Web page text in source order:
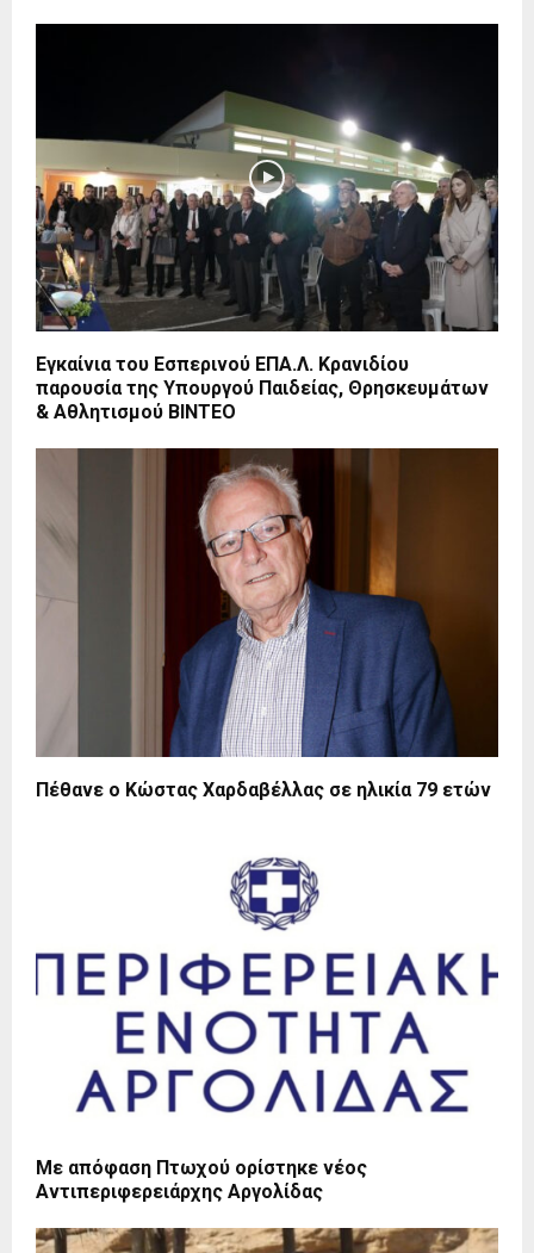
Εγκαίνια του Εσπερινού ΕΠΑ.Λ. Κρανιδίου
παρουσία της Υπουργού Παιδείας, Θρησκευμάτων
& Αθλητισμού ΒΙΝΤΕΟ
Πέθανε ο Κώστας Χαρδαβέλλας σε ηλικία 79 ετών
Με απόφαση Πτωχού ορίστηκε νέος
Αντιπεριφερειάρχης Αργολίδας